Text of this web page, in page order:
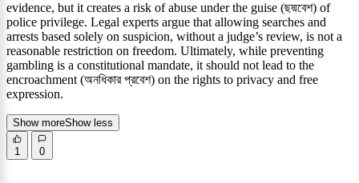
evidence, but it creates a risk of abuse under the guise (ছদ্মবেশ) of
police privilege. Legal experts argue that allowing searches and
arrests based solely on suspicion, without a judge’s review, is not a
reasonable restriction on freedom. Ultimately, while preventing
gambling is a constitutional mandate, it should not lead to the
encroachment (অনধিকার প্রবেশ) on the rights to privacy and free
expression.
Show moreShow less
1 0